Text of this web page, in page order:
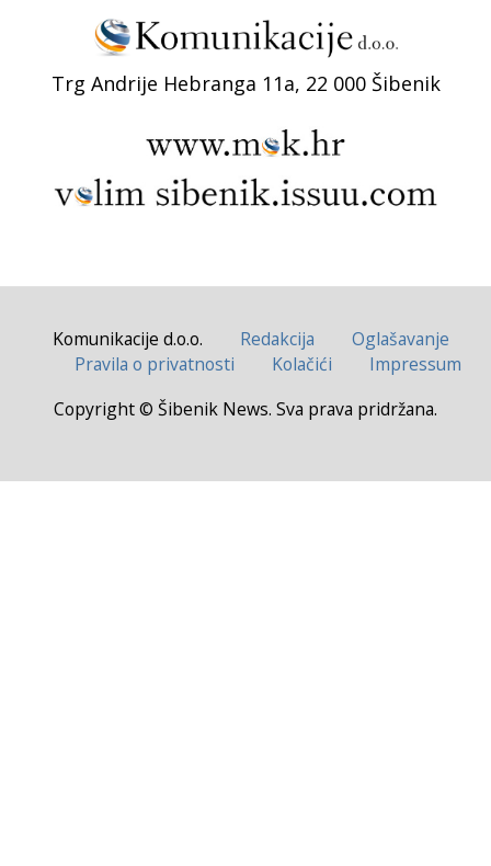
Trg Andrije Hebranga 11a, 22 000 Šibenik
Komunikacije d.o.o. Redakcija
Oglašavanje
Pravila o privatnosti
Kolačići
Impressum
Copyright © Šibenik News. Sva prava pridržana.